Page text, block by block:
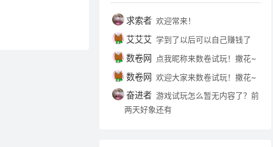
购物实惠与乐
，家居日用... 平
求索者 欢迎常来！
艾艾艾 学到了以后可以自己赚钱了
数卷网 点我昵称来数卷试玩！撒花~
数卷网 欢迎大家来数卷试玩！撒花~
奋进者 游戏试玩怎么暂无内容了？前
两天好象还有